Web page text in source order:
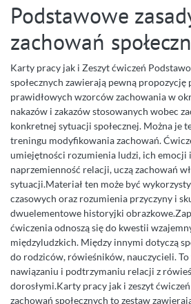
Podstawowe
zachowań
Karty pracy jak i Zeszyt ćwiczeń
społecznych zawierają pewną propozycję
prawidłowych wzorców zachowania w
nakazów i zakazów stosowanych wobec
konkretnej sytuacji społecznej. Można je
treningu modyfikowania zachowań.
umiejętności rozumienia ludzi, ich emocji
naprzemienność relacji, uczą zachowań
sytuacji.Materiał ten może być
czasowych oraz rozumienia przyczyny i
dwuelementowe historyjki
ćwiczenia odnoszą się do kwestii
międzyludzkich. Między innymi dotyczą
do rodziców, rówieśników, nauczycieli.
nawiązaniu i podtrzymaniu relacji z
dorosłymi.Karty pracy jak i zeszyt
zachowań społecznych to zestaw